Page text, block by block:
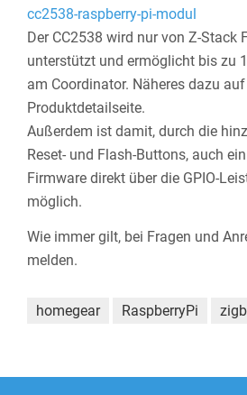
cc2538-raspberry-pi-modul
Der CC2538 wird nur von Z-Stack
unterstützt und ermöglicht bis zu
am Coordinator. Näheres dazu
Produktdetailseite.
Außerdem ist damit, durch die
Reset- und Flash-Buttons, auch
Firmware direkt über die GPIO-
möglich.
Wie immer gilt, bei Fragen und
melden.
homegear RaspberryPi